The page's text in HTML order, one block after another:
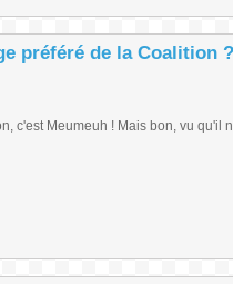
préféré de la Coalition ?
c'est Meumeuh ! Mais bon, vu qu'il